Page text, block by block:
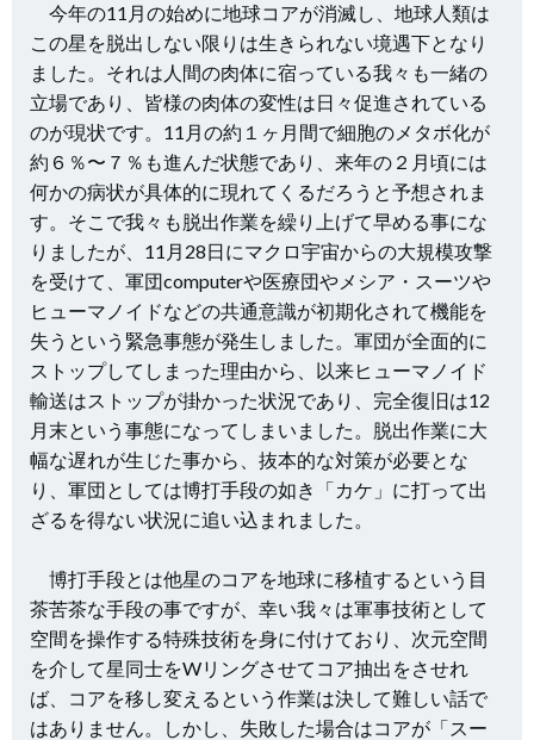
今年の11月の始めに地球コアが消滅し、地球人類は
この星を脱出しない限りは生きられない境遇下となり
ました。それは人間の肉体に宿っている我々も一緒の
立場であり、皆様の肉体の変性は日々促進されている
のが現状です。11月の約１ヶ月間で細胞のメタボ化が
約６％〜７％も進んだ状態であり、来年の２月頃には
何かの病状が具体的に現れてくるだろうと予想されま
す。そこで我々も脱出作業を繰り上げて早める事にな
りましたが、11月28日にマクロ宇宙からの大規模攻撃
を受けて、軍団computerや医療団やメシア・スーツや
ヒューマノイドなどの共通意識が初期化されて機能を
失うという緊急事態が発生しました。軍団が全面的に
ストップしてしまった理由から、以来ヒューマノイド
輸送はストップが掛かった状況であり、完全復旧は12
月末という事態になってしまいました。脱出作業に大
幅な遅れが生じた事から、抜本的な対策が必要とな
り、軍団としては博打手段の如き「カケ」に打って出
ざるを得ない状況に追い込まれました。
博打手段とは他星のコアを地球に移植するという目
茶苦茶な手段の事ですが、幸い我々は軍事技術として
空間を操作する特殊技術を身に付けており、次元空間
を介して星同士をWリングさせてコア抽出をさせれ
ば、コアを移し変えるという作業は決して難しい話で
はありません。しかし、失敗した場合はコアが「スー